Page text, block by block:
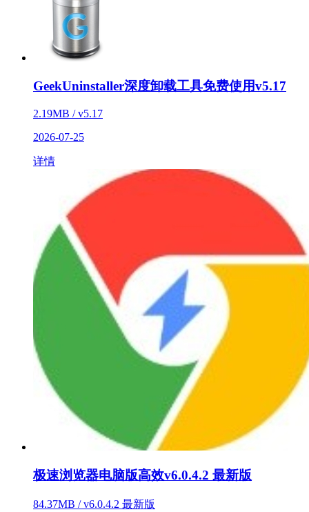
GeekUninstaller深度卸载工具免费使用v5.17
2.19MB / v5.17
2026-07-25
详情
极速浏览器电脑版高效v6.0.4.2 最新版
84.37MB / v6.0.4.2 最新版